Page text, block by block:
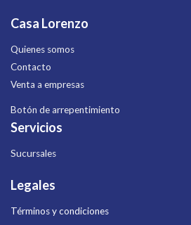
Casa Lorenzo
Quienes somos
Contacto
Venta a empresas
Botón de arrepentimiento
Servicios
Sucursales
Legales
Términos y condiciones